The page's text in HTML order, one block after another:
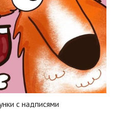
с надписями